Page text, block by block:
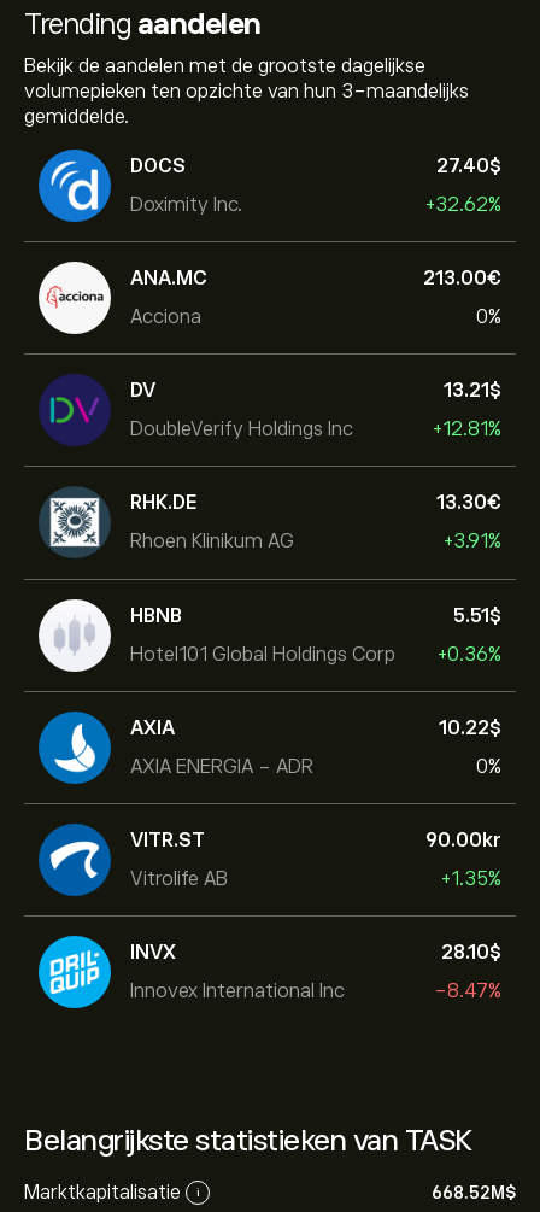
Trending aandelen
Bekijk de aandelen met de grootste dagelijkse
volumepieken ten opzichte van hun 3-maandelijks
gemiddelde.
DOCS
Doximity Inc.
27.40‎$‎
+32.62%
ANA.MC
Acciona
213.00‎€‎
0%
DV
DoubleVerify Holdings Inc
13.21‎$‎
+12.81%
RHK.DE
Rhoen Klinikum AG
13.30‎€‎
+3.91%
HBNB
Hotel101 Global Holdings Corp
5.51‎$‎
+0.36%
AXIA
AXIA ENERGIA - ADR
10.22‎$‎
0%
VITR.ST
Vitrolife AB
90.00‎kr‎
+1.35%
INVX
Innovex International Inc
28.10‎$‎
-8.47%
Belangrijkste statistieken van TASK
Marktkapitalisatie i 668.52M‎$‎